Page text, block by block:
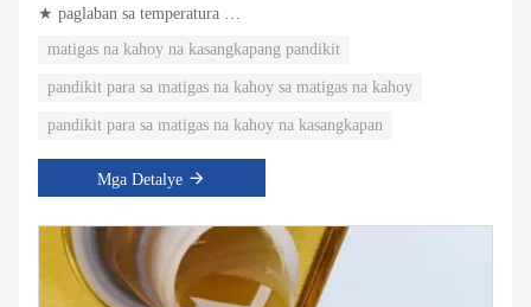
★ paglaban sa temperatura
matigas na kahoy na kasangkapang pandikit
pandikit para sa matigas na kahoy sa matigas na kahoy
pandikit para sa matigas na kahoy na kasangkapan
Mga Detalye